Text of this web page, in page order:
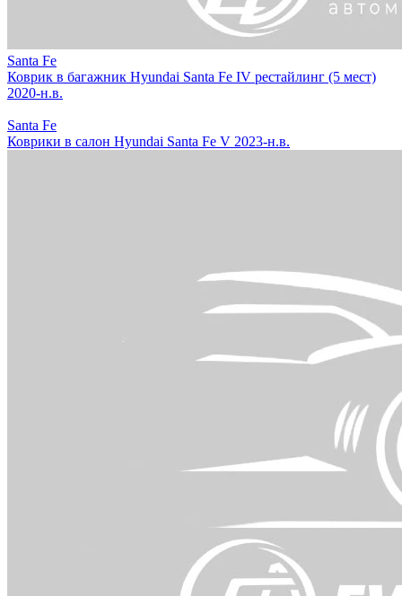
Santa Fe
Коврик в багажник Hyundai Santa Fe IV рестайлинг (5 мест)
2020-н.в.
Santa Fe
Коврики в салон Hyundai Santa Fe V 2023-н.в.